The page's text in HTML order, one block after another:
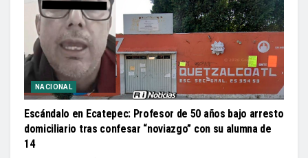
NACIONAL
Escándalo en Ecatepec: Profesor de 50 años bajo arresto
domiciliario tras confesar “noviazgo” con su alumna de
14